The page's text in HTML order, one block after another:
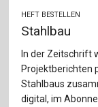
HEFT BESTELLEN
Stahlbau
In der Zeitschrift
Projektberichten
Stahlbaus
digital, im